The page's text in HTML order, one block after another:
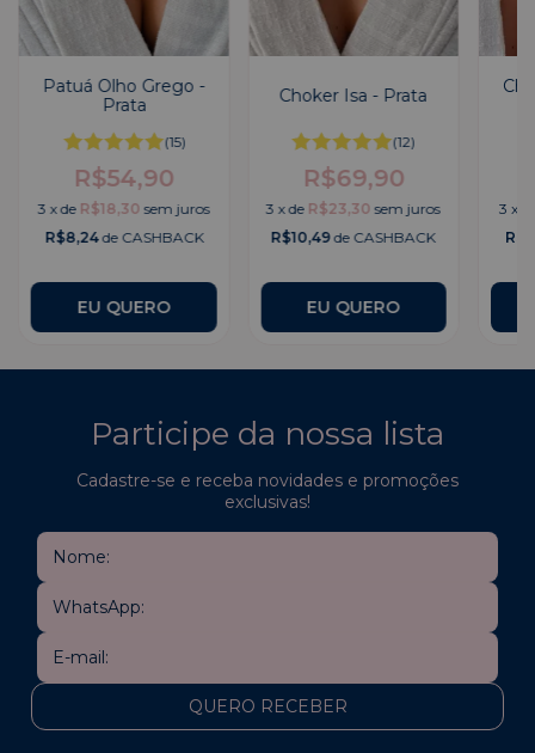
Patuá Olho Grego -
Prata
(15)
R$54,90
3 xde R$18,30 sem juros
R$8,24de CASHBACK
Choker Isa - Prata
(12)
R$69,90
3 xde R$23,30 sem juros
R$10,49de CASHBACK
3 x
Participe da nossa lista
Cadastre-se e receba novidades e promoções
exclusivas!